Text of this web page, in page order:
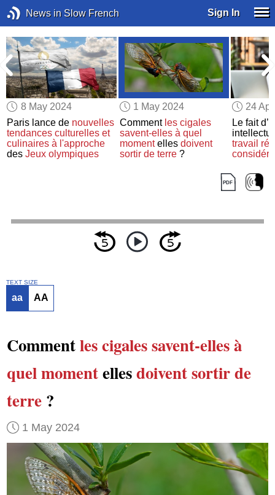
News in Slow French Sign In
8 May 2024
Paris lance de nouvelles
tendances culturelles et
culinaires à l'approche
desJeux olympiques
1 May 2024
Comment les cigales
savent-elles à quel
momentelles doivent
sortir de terre?
24
Le fait
travail
démence
TEXT SIZE
aa AA
Commentles cigalessavent-ellesà
quel momentellesdoivent sortir de
terre?
1 May 2024